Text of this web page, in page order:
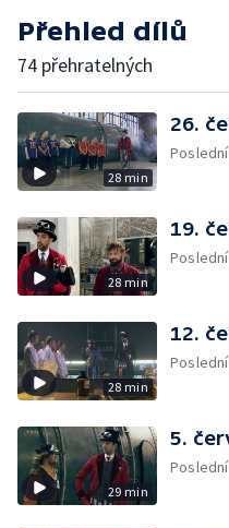
Přehled dílů
74 přehratelných
28 min
26.
28 min
19.
28 min
12.
29 min
5.